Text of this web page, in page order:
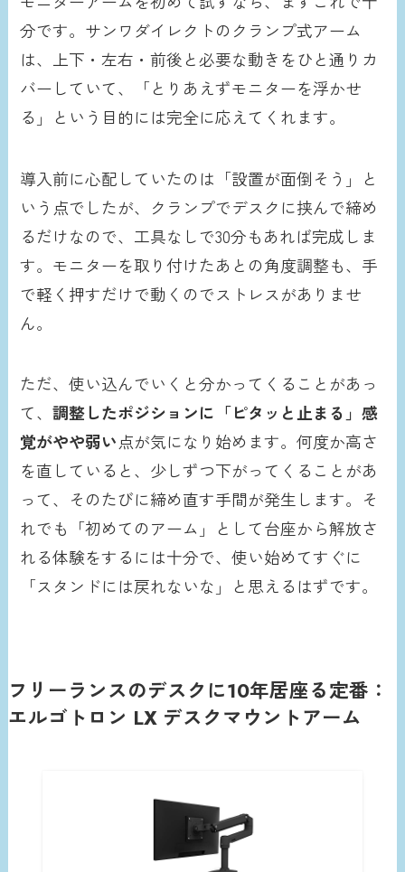
分です。サンワダイレクトのクランプ式アーム
は、上下・左右・前後と必要な動きをひと通りカ
バーしていて、「とりあえずモニターを浮かせ
る」という目的には完全に応えてくれます。
導入前に心配していたのは「設置が面倒そう」と
いう点でしたが、クランプでデスクに挟んで締め
るだけなので、工具なしで30分もあれば完成しま
す。モニターを取り付けたあとの角度調整も、手
で軽く押すだけで動くのでストレスがありませ
ん。
ただ、使い込んでいくと分かってくることがあっ
て、調整したポジションに「ピタッと止まる」感
覚がやや弱い点が気になり始めます。何度か高さ
を直していると、少しずつ下がってくることがあ
って、そのたびに締め直す手間が発生します。そ
れでも「初めてのアーム」として台座から解放さ
れる体験をするには十分で、使い始めてすぐに
「スタンドには戻れないな」と思えるはずです。
フリーランスのデスクに10年居座る定番：
エルゴトロン LX デスクマウントアーム